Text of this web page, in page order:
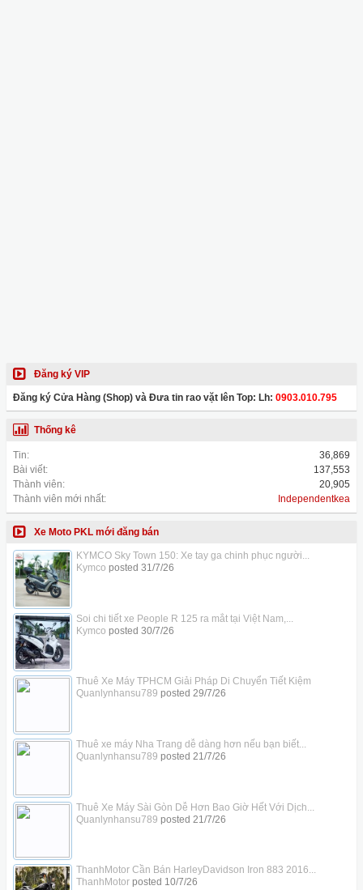
Đăng ký VIP
Đăng ký Cửa Hàng (Shop) và Đưa tin rao vặt lên Top: Lh: 0903.010.795
Thống kê
Tin:
36,869
Bài viết:
137,553
Thành viên:
20,905
Thành viên mới nhất:
Independentkea
Xe Moto PKL mới đăng bán
KYMCO Sky Town 150: Xe tay ga chinh phục người...
Kymco posted 31/7/26
Soi chi tiết xe People R 125 ra mắt tại Việt Nam,...
Kymco posted 30/7/26
Thuê Xe Máy TPHCM Giải Pháp Di Chuyển Tiết Kiệm
Quanlynhansu789 posted 29/7/26
Thuê xe máy Nha Trang dễ dàng hơn nếu bạn biết...
Quanlynhansu789 posted 21/7/26
Thuê Xe Máy Sài Gòn Dễ Hơn Bao Giờ Hết Với Dịch...
Quanlynhansu789 posted 21/7/26
ThanhMotor Cần Bán HarleyDavidson Iron 883 2016...
ThanhMotorposted 10/7/26